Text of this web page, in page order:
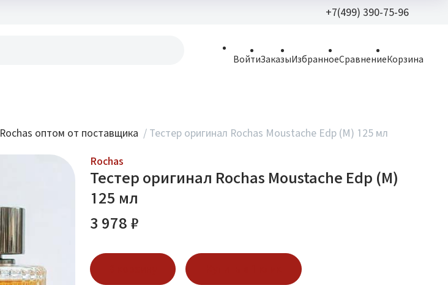
+7(499) 390-75-96
Волгоградский
ВойтиЗаказыИзбранноеСравнениеКорзина
Rochas оптом от поставщика / Тестер оригинал Rochas Moustache Edp (M) 125 мл
Rochas
Тестер оригинал Rochas Moustache Edp (M)
125 мл
3 978 ₽